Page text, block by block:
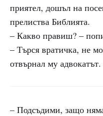
приятел, дошъл на
прелиства Библията.
– Какво правиш? –
– Търся вратичка, не
отвърнал му адвокатът.
– Подсъдими, защо